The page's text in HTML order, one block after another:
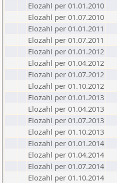
Elozahl per 01.01.2010
Elozahl per 01.07.2010
Elozahl per 01.01.2011
Elozahl per 01.07.2011
Elozahl per 01.01.2012
Elozahl per 01.04.2012
Elozahl per 01.07.2012
Elozahl per 01.10.2012
Elozahl per 01.01.2013
Elozahl per 01.04.2013
Elozahl per 01.07.2013
Elozahl per 01.10.2013
Elozahl per 01.01.2014
Elozahl per 01.04.2014
Elozahl per 01.07.2014
Elozahl per 01.10.2014